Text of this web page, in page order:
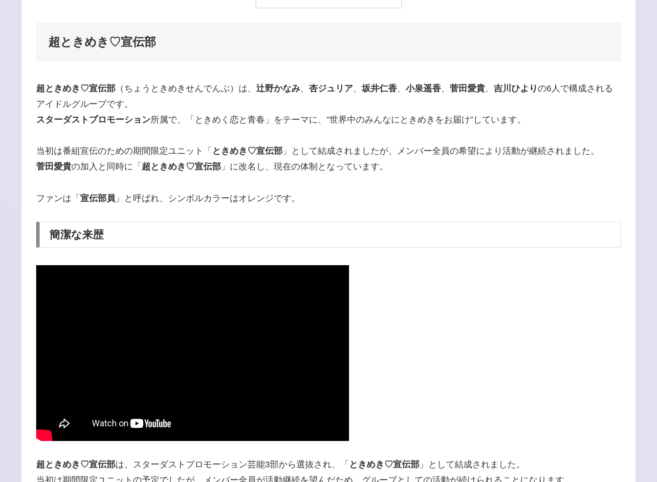
超ときめき♡宣伝部
超ときめき♡宣伝部 （ちょうときめきせんでんぶ）は、 辻野かなみ、 杏ジュリア、坂井仁香、 小泉遥香、 菅田愛貴、 吉川ひよりの6人で構成される
アイドルグループです。
スターダストプロモーション所属で、「ときめく恋と青春」をテーマに、”世界中のみんなにときめきをお届け”しています。
当初は番組宣伝のための期間限定ユニット「 ときめき♡宣伝部 」として結成されましたが、メンバー全員の希望により活動が継続されました。
菅田愛貴の加入と同時に「 超ときめき♡宣伝部 」に改名し、現在の体制となっています。
ファンは「 宣伝部員 」と呼ばれ、シンボルカラーはオレンジです。
簡潔な来歴
超ときめき♡宣伝部は、スターダストプロモーション芸能3部から選抜され、「 ときめき♡宣伝部 」として結成されました。